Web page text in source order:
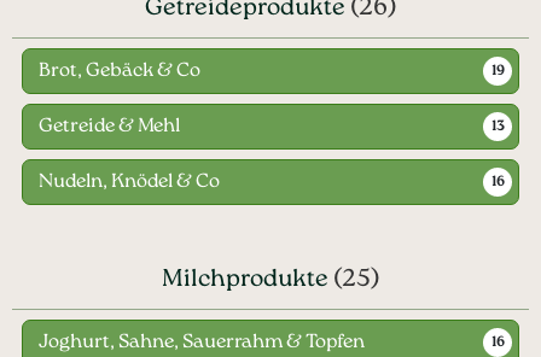
Getreideprodukte (26)
Brot, Gebäck & Co 19
Getreide & Mehl 13
Nudeln, Knödel & Co 16
Milchprodukte (25)
Joghurt, Sahne, Sauerrahm & Topfen 16